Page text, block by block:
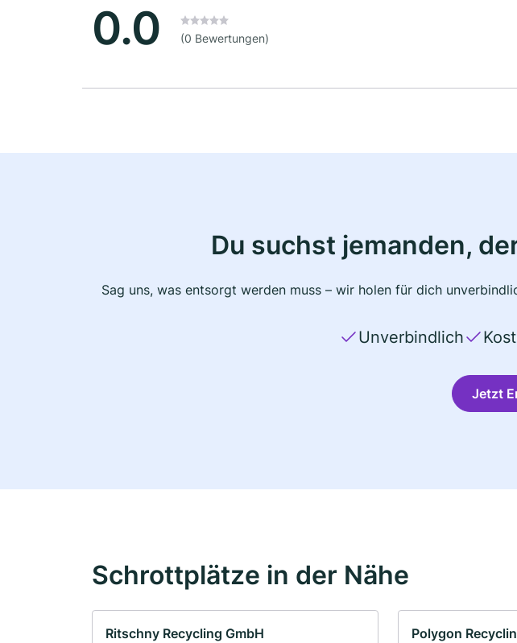
0.0 (0 Bewertungen)
Du suchst jemanden,
Sag uns, was entsorgt werden muss – wir holen für dich
Unverbindlich
Jetzt
Schrottplätze in der Nähe
Ritschny Recycling GmbH Polygon